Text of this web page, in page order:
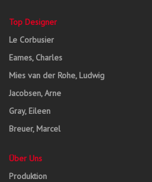
Top Designer
Le Corbusier
Eames, Charles
Mies van der Rohe, Ludwig
Jacobsen, Arne
Gray, Eileen
Breuer, Marcel
Über Uns
Produktion